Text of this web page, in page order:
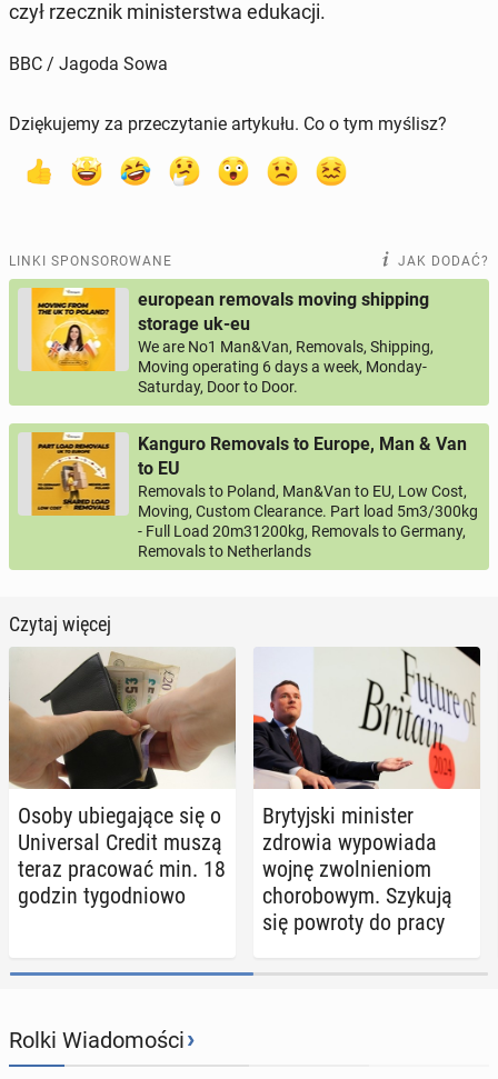
czył rzecz­nik mi­ni­ster­stwa edu­ka­cji.
BBC / Jagoda Sowa
Dziękujemy za przeczytanie artykułu. Co o tym myślisz?
LINKI SPONSOROWANE JAK DODAĆ?
european removals moving shipping
storage uk-eu
We are No1 Man&Van, Removals, Shipping,
Moving operating 6 days a week, Monday-
Saturday, Door to Door.
Kanguro Removals to Europe, Man & Van
to EU
Removals to Poland, Man&Van to EU, Low Cost,
Moving, Custom Clearance. Part load 5m3/300kg
- Full Load 20m31200kg, Removals to Germany,
Removals to Netherlands
Czytaj więcej
Osoby ubie­ga­ją­ce się o
Uni­ver­sal Credit muszą
teraz pra­co­wać min. 18
godzin ty­go­dnio­wo
Bry­tyj­ski mi­ni­ster
zdrowia wy­po­wia­da
wojnę zwol­nie­niom
cho­ro­bo­wym. Szykują
się powroty do pracy
Rolki Wiadomości›